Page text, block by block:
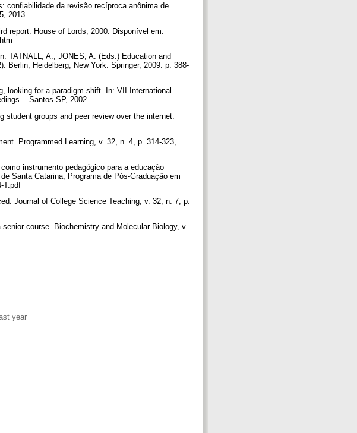
confiabilidade da revisão recíproca anônima de
2013.
report. House of Lords, 2000. Disponível em:
TATNALL, A.; JONES, A. (Eds.) Education and
Berlin, Heidelberg, New York: Springer, 2009. p. 388-
looking for a paradigm shift. In: VII International
Santos-SP, 2002.
student groups and peer review over the internet.
Programmed Learning, v. 32, n. 4, p. 314-323,
instrumento pedagógico para a educação
Santa Catarina, Programa de Pós-Graduação em
T.pdf
Journal of College Science Teaching, v. 32, n. 7, p.
course. Biochemistry and Molecular Biology, v.
year